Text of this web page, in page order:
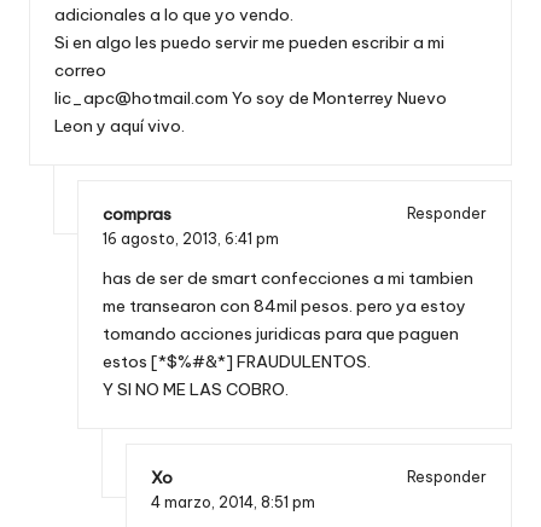
adicionales a lo que yo vendo.
Si en algo les puedo servir me pueden escribir a mi
correo
lic_apc@hotmail.com Yo soy de Monterrey Nuevo
Leon y aquí vivo.
compras
Responder
16 agosto, 2013, 6:41 pm
has de ser de smart confecciones a mi tambien
me transearon con 84mil pesos. pero ya estoy
tomando acciones juridicas para que paguen
estos [*$%#&*] FRAUDULENTOS.
Y SI NO ME LAS COBRO.
Xo
Responder
4 marzo, 2014, 8:51 pm